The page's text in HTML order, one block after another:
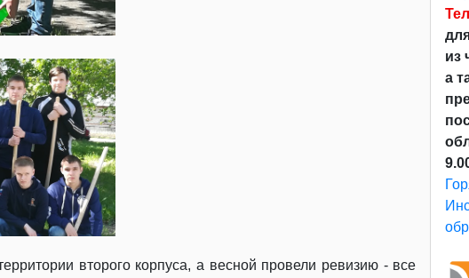
второго корпуса, а весной провели ревизию - все
из
а